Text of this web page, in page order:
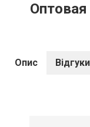
Опис Відгуки